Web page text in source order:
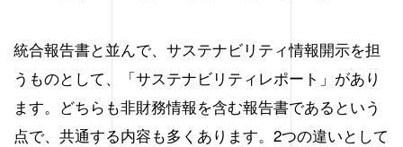
統合報告書と並んで、サステナビリティ情報開示を担
うものとして、「サステナビリティレポート」があり
ます。どちらも非財務情報を含む報告書であるという
点で、共通する内容も多くあります。2つの違いとして